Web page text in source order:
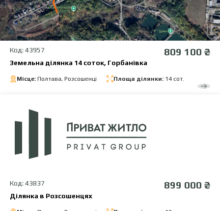
Код: 43957 809 100 ₴
Земельна ділянка 14 соток, Горбанівка
Місце: Полтава, Розсошенці Площа ділянки: 14 сот.
Код: 43837 899 000 ₴
Ділянка в Розсошенцях